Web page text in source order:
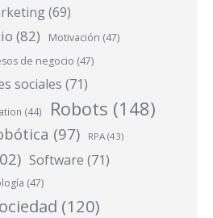
(69)
(82) Motivación (47)
de negocio (47)
sociales (71)
(44) Robots (148)
(97) RPA (43)
Software (71)
(47)
(120)